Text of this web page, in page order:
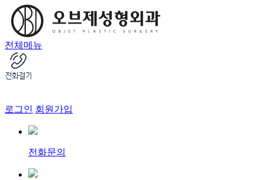
전체메뉴
로그인 회원가입
전화문의